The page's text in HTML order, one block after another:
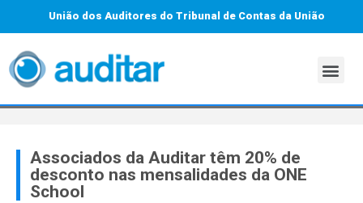
União dos Auditores do Tribunal de Contas da União
Associados da Auditar têm 20% de
desconto nas mensalidades da ONE
School